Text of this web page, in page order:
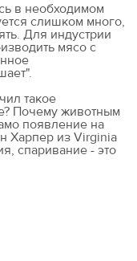
в необходимом
слишком много,
Для индустрии
мясо с
такое
Почему животным
появление на
Харпер из Virginia
спаривание - это